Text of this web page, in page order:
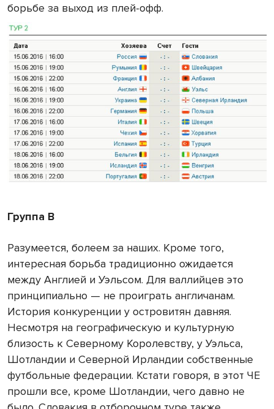
борьбе за выход из плей-офф.
Группа В
Разумеется, болеем за наших. Кроме того,
интересная борьба традиционно ожидается
между Англией и Уэльсом. Для валлийцев это
принципиально — не проиграть англичанам.
История конкуренции у островитян давняя.
Несмотря на географическую и культурную
близость к Северному Королевству, у Уэльса,
Шотландии и Северной Ирландии собственные
футбольные федерации. Кстати говоря, в этот ЧЕ
прошли все, кроме Шотландии, чего давно не